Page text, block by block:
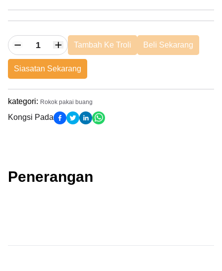
Tambah Ke Troli Beli Sekarang
Siasatan Sekarang
kategori: Rokok pakai buang
Kongsi Pada
Penerangan